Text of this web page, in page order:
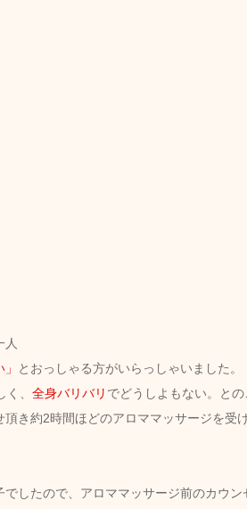
人
とおっしゃる方がいらっしゃいました。
、 全身バリバリ でどうしよもない。と
頂き約2時間ほどのアロママッサージを受
したので、アロママッサージ前のカウン